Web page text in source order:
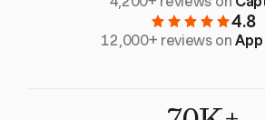
4.8
12,000+ reviews on